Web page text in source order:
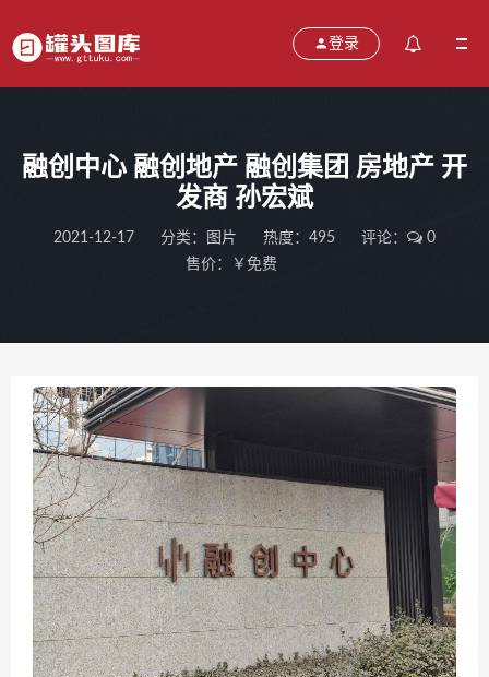
登录
融创中心 融创地产 融创集团 房地产 开
发商 孙宏斌
2021-12-17 分类： 图片 热度：495 评论：
0
售价：￥免费